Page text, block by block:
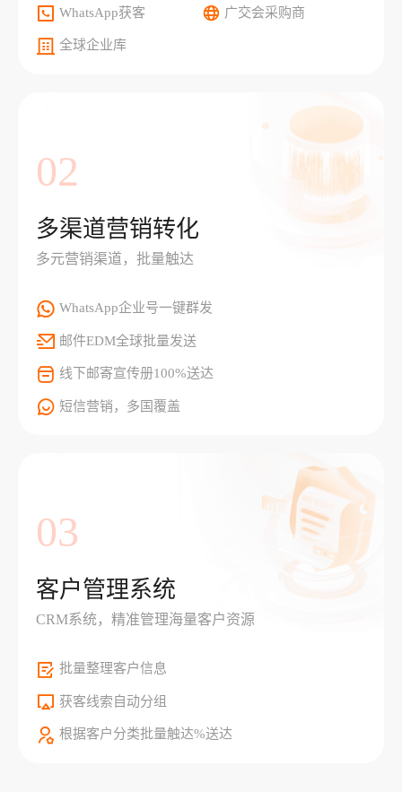
WhatsApp获客 广交会采购商
全球企业库
02
多渠道营销转化
多元营销渠道，批量触达
WhatsApp企业号一键群发
邮件EDM全球批量发送
线下邮寄宣传册100%送达
短信营销，多国覆盖
03
客户管理系统
CRM系统，精准管理海量客户资源
批量整理客户信息
获客线索自动分组
根据客户分类批量触达%送达